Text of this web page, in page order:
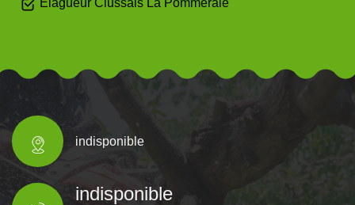
Elagueur Clussais La Pommeraie
indisponible
indisponible